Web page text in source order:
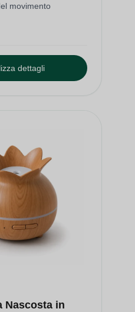
movimento
dettagli
Nascosta in